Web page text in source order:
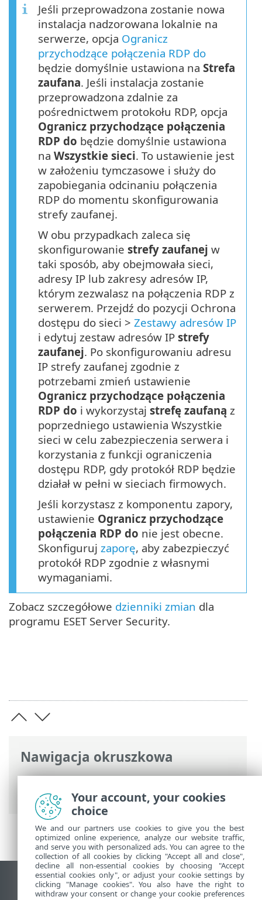
Nawigacja okruszkowa
Pomoc online ESET>ESET Server Security
Omówienie> Nowości
Jeśli przeprowadzona zostanie nowa
instalacja nadzorowana lokalnie na
serwerze, opcja Ogranicz
przychodzące połączenia RDP do
będzie domyślnie ustawiona na Strefa
zaufana. Jeśli instalacja zostanie
przeprowadzona zdalnie za
pośrednictwem protokołu RDP, opcja
Ogranicz przychodzące połączenia
RDP do będzie domyślnie ustawiona
na Wszystkie sieci. To ustawienie jest
w założeniu tymczasowe i służy do
zapobiegania odcinaniu połączenia
RDP do momentu skonfigurowania
strefy zaufanej.
W obu przypadkach zaleca się
skonfigurowanie strefy zaufanej w
taki sposób, aby obejmowała sieci,
adresy IP lub zakresy adresów IP,
którym zezwalasz na połączenia RDP z
serwerem. Przejdź do pozycji Ochrona
dostępu do sieci > Zestawy adresów IP
i edytuj zestaw adresów IP strefy
zaufanej. Po skonfigurowaniu adresu
IP strefy zaufanej zgodnie z
potrzebami zmień ustawienie
Ogranicz przychodzące połączenia
RDP do i wykorzystaj strefę zaufaną z
poprzedniego ustawienia Wszystkie
sieci w celu zabezpieczenia serwera i
korzystania z funkcji ograniczenia
dostępu RDP, gdy protokół RDP będzie
działał w pełni w sieciach firmowych.
Jeśli korzystasz z komponentu zapory,
ustawienie Ogranicz przychodzące
połączenia RDP do nie jest obecne.
Skonfiguruj zaporę, aby zabezpieczyć
protokół RDP zgodnie z własnymi
wymaganiami.
Zobacz szczegółowe dzienniki zmian dla
programu ESET Server Security.
Wyświetl witrynę internetową dla
Your account, your cookies
choice
We and our partners use cookies to give you the best
optimized online experience, analyze our website traffic,
and serve you with personalized ads. You can agree to the
collection of all cookies by clicking "Accept all and close",
decline all non-essential cookies by choosing "Accept
essential cookies only", or adjust your cookie settings by
clicking "Manage cookies". You also have the right to
withdraw your consent or change your cookie preferences